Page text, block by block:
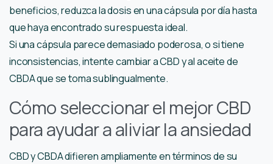
beneficios, reduzca la dosis en una cápsula por día hasta
que haya encontrado su respuesta ideal.
Si una cápsula parece demasiado poderosa, o si tiene
inconsistencias, intente cambiar a CBD y al aceite de
CBDA que se toma sublingualmente.
Cómo seleccionar el mejor CBD
para ayudar a aliviar la ansiedad
CBD y CBDA difieren ampliamente en términos de su